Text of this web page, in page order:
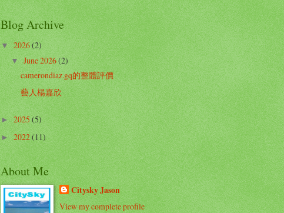
Blog Archive
▼2026(2)
▼June 2026(2)
camerondiaz.gq的整體評價
藝人楊嘉欣
►2025(5)
►2022(11)
About Me
Citysky Jason
View my complete profile